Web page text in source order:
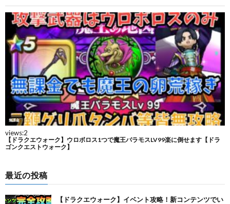
最近の投稿
【ドラクエウォーク】イベント攻略！新コンテンツでい